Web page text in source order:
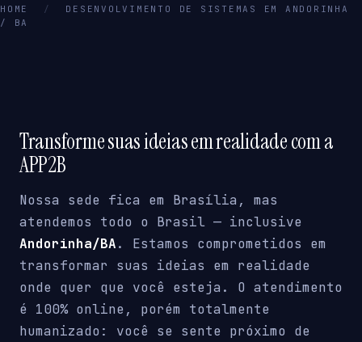
HOME /
DESENVOLVIMENTO DE SISTEMAS EM ANDORINHA
/ BA
Transforme suas ideias em realidade com a
APP2B
Nossa sede fica em Brasília, mas
atendemos todo o Brasil — inclusive
Andorinha/BA. Estamos comprometidos em
transformar suas ideias em realidade
onde quer que você esteja. O atendimento
é 100% online, porém totalmente
humanizado: você se sente próximo de